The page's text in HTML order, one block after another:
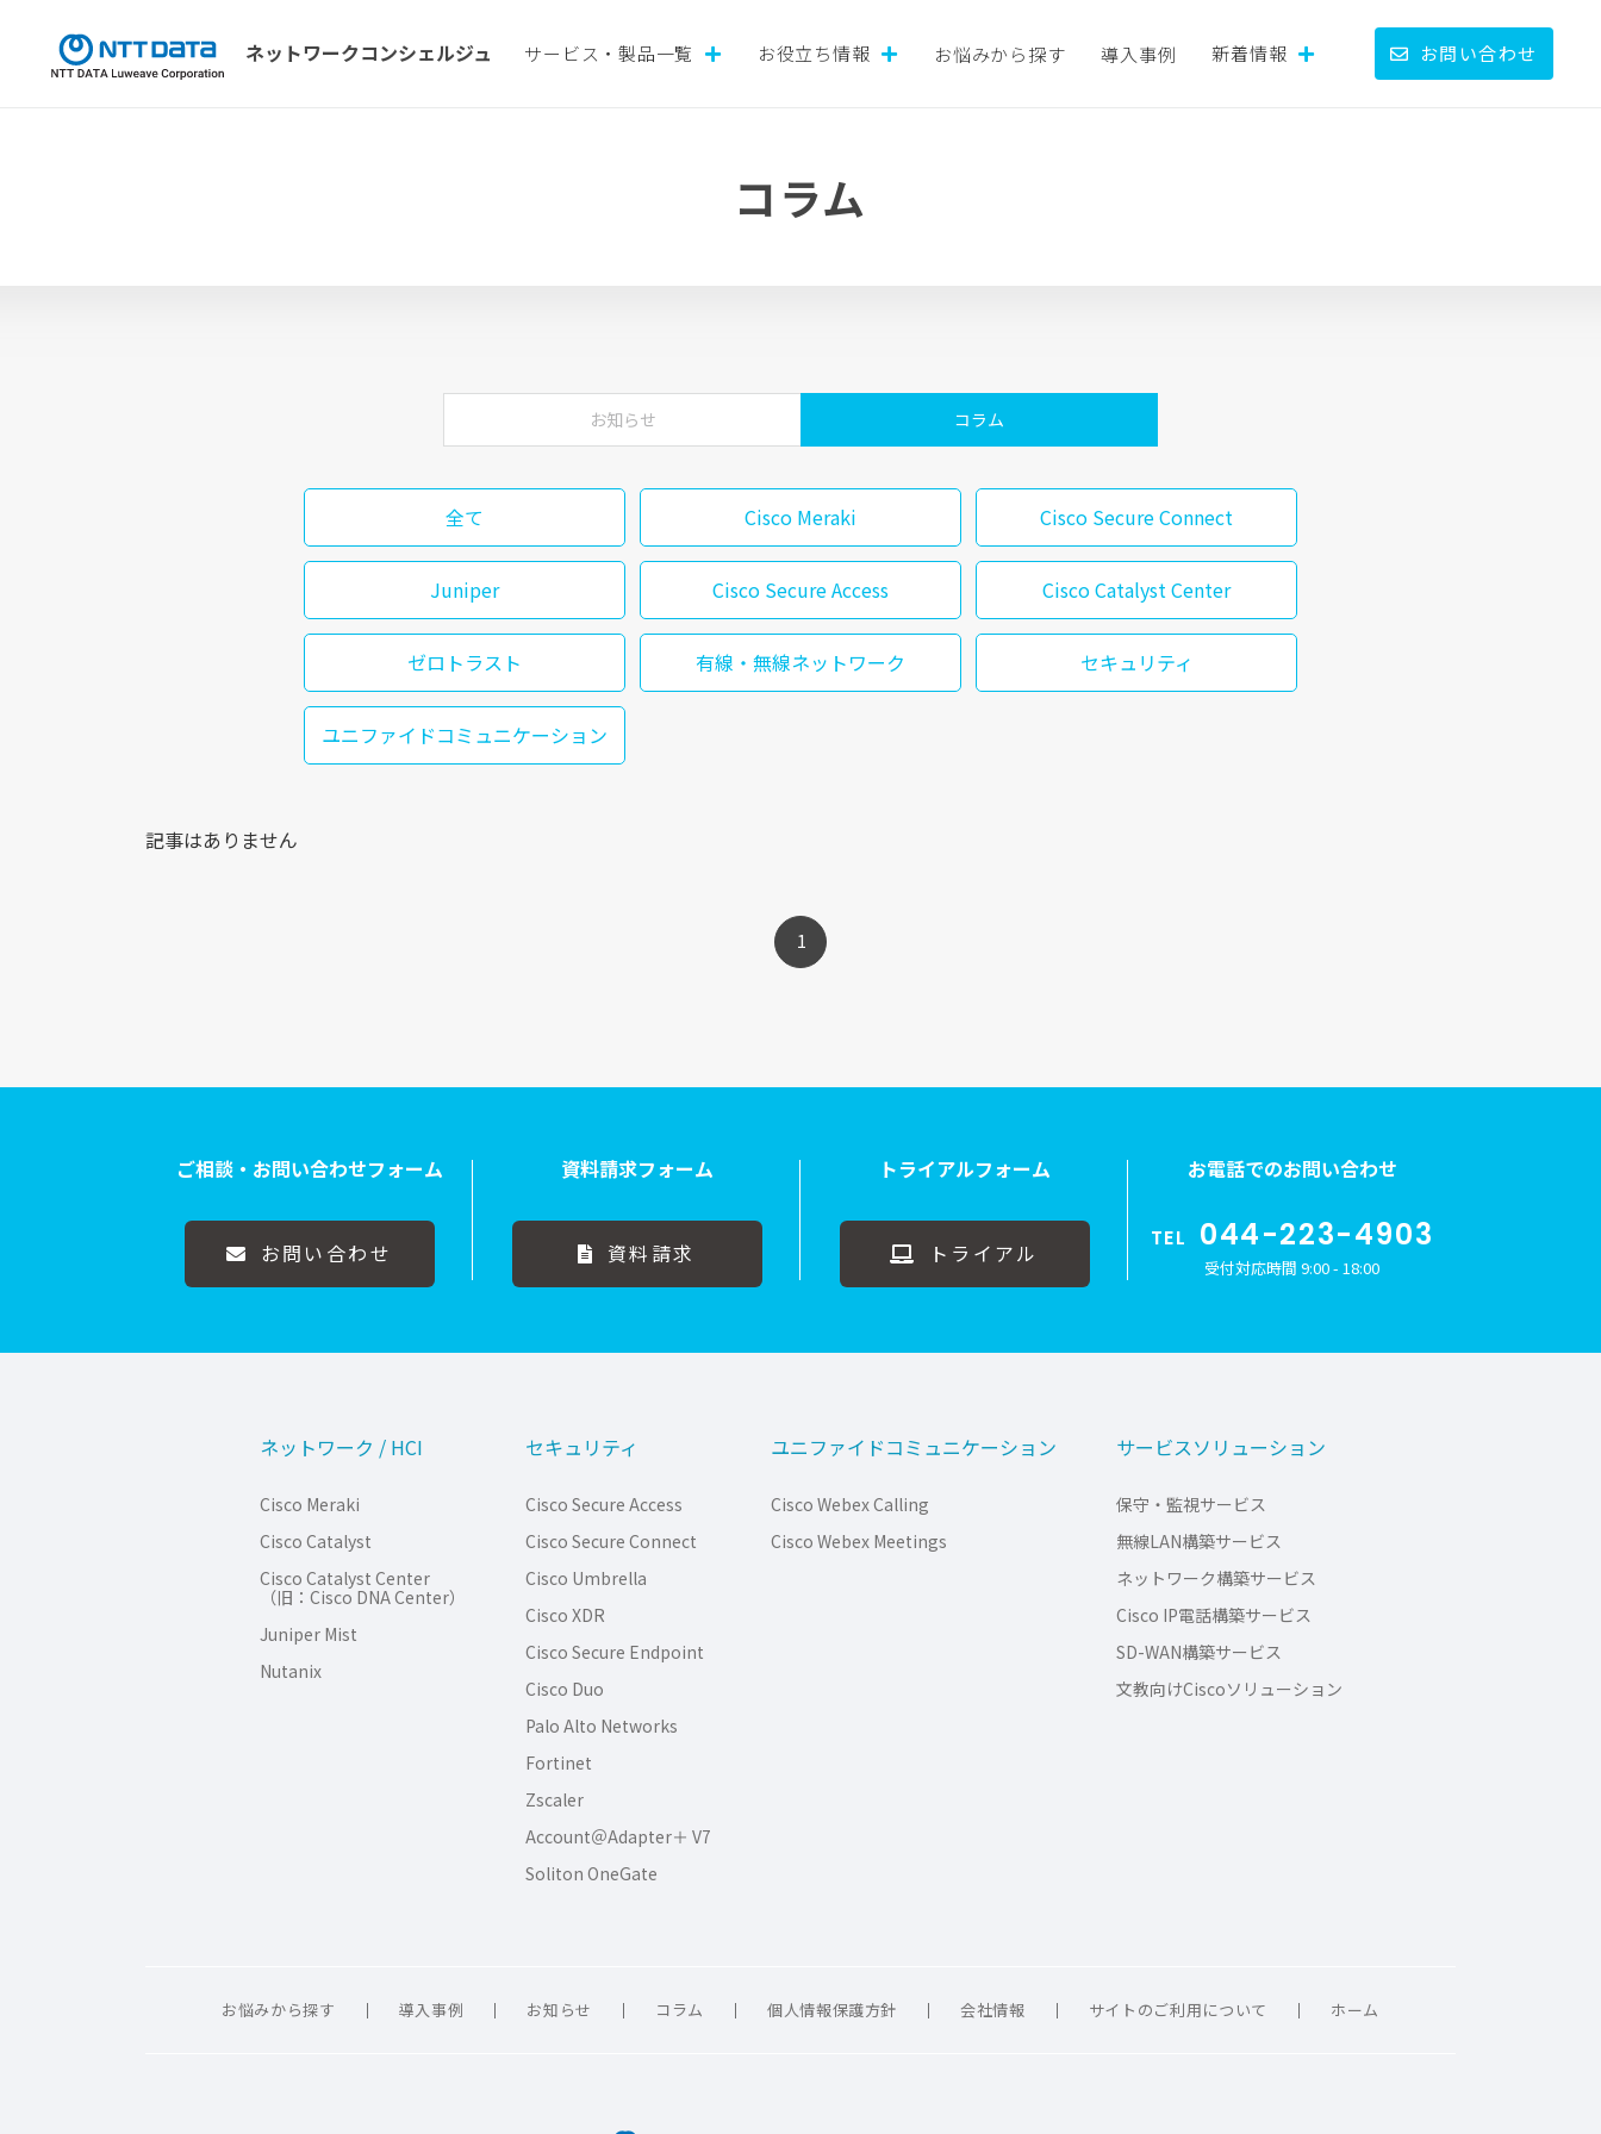
ネットワークコンシェルジュ サービス・製品一覧 お役立ち情報 お悩みから探す 導入事例 新着情報 お問い合わせ
コラム
お知らせ コラム
全て Cisco Meraki Cisco Secure Connect
Juniper Cisco Secure Access Cisco Catalyst Center
ゼロトラスト 有線・無線ネットワーク セキュリティ
ユニファイドコミュニケーション
記事はありません
1
ご相談・お問い合わせフォーム
お問い合わせ
資料請求フォーム
資料請求
トライアルフォーム
トライアル
お電話でのお問い合わせ
TEL 044-223-4903
受付対応時間 9:00 - 18:00
ネットワーク / HCI
Cisco Meraki
Cisco Catalyst
Cisco Catalyst Center
（旧：Cisco DNA Center）
Juniper Mist
Nutanix
セキュリティ
Cisco Secure Access
Cisco Secure Connect
Cisco Umbrella
Cisco XDR
Cisco Secure Endpoint
Cisco Duo
Palo Alto Networks
Fortinet
Zscaler
Account＠Adapter＋ V7
Soliton OneGate
ユニファイドコミュニケーション
Cisco Webex Calling
Cisco Webex Meetings
サービスソリューション
保守・監視サービス
無線LAN構築サービス
ネットワーク構築サービス
Cisco IP電話構築サービス
SD-WAN構築サービス
文教向けCiscoソリューション
お悩みから探す 導入事例 お知らせ コラム 個人情報保護方針 会社情報 サイトのご利用について ホーム